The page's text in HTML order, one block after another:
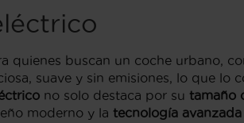
quienes buscan un coche urbano,
suave y sin emisiones, lo que
no solo destaca por su tamaño
moderno y la tecnología avanzada